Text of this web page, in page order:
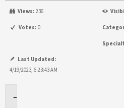
Views: 236
Votes: 0
Last Updated:
4/19/2023, 6:23:43 AM